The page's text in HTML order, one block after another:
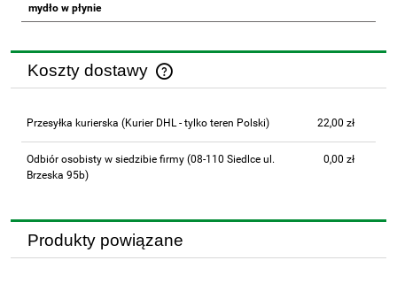
mydło w płynie
Koszty dostawy
Cena nie zawiera ewentualnych kosztów płatności
Przesyłka kurierska (Kurier DHL - tylko teren Polski) 22,00 zł
Odbiór osobisty w siedzibie firmy (08-110 Siedlce ul.
Brzeska 95b)
0,00 zł
Produkty powiązane